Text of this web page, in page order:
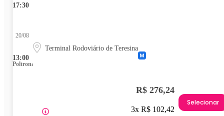
17:30
13:00
20/08
Terminal Rodoviário de Teresina
Poltrona
R$ 276,24
3x R$ 102,42
Selecionar